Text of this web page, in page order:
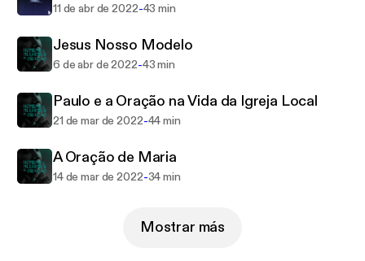
11 de abr de 2022-43 min
Jesus Nosso Modelo
6 de abr de 2022-43 min
Paulo e a Oração na Vida da Igreja Local
21 de mar de 2022-44 min
A Oração de Maria
14 de mar de 2022-34 min
Mostrar más